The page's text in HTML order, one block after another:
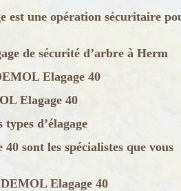
est une opération sécuritaire
de sécurité d’arbre à Herm
Elagage 40
Elagage 40
d’élagage
sont les spécialistes que vous
Elagage 40